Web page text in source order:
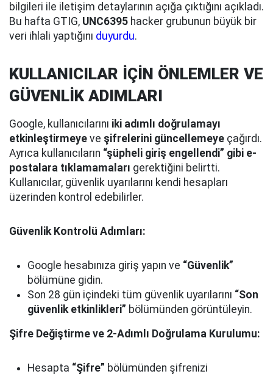
bilgileri ile iletişim detaylarının açığa çıktığını açıkladı.
Bu hafta GTIG, UNC6395 hacker grubunun büyük bir
veri ihlali yaptığını duyurdu.
KULLANICILAR İÇİN ÖNLEMLER VE
GÜVENLİK ADIMLARI
Google, kullanıcılarını iki adımlı doğrulamayı
etkinleştirmeye ve şifrelerini güncellemeye çağırdı.
Ayrıca kullanıcıların “şüpheli giriş engellendi” gibi e-
postalara tıklamamaları gerektiğini belirtti.
Kullanıcılar, güvenlik uyarılarını kendi hesapları
üzerinden kontrol edebilirler.
Güvenlik Kontrolü Adımları:
Google hesabınıza giriş yapın ve “Güvenlik”
bölümüne gidin.
Son 28 gün içindeki tüm güvenlik uyarılarını “Son
güvenlik etkinlikleri” bölümünden görüntüleyin.
Şifre Değiştirme ve 2-Adımlı Doğrulama Kurulumu:
Hesapta “Şifre” bölümünden şifrenizi